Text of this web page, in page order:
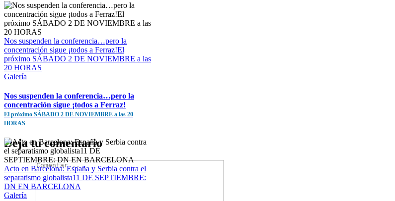
Nos suspenden la conferencia…pero la
concentración sigue ¡todos a Ferraz!El
próximo SÁBADO 2 DE NOVIEMBRE a las
20 HORAS
Galería
Nos suspenden la conferencia…pero la
concentración sigue ¡todos a Ferraz!
El próximo SÁBADO 2 DE NOVIEMBRE a las 20
HORAS
Acto en Barcelona: España y Serbia contra el
separatismo globalista11 DE SEPTIEMBRE:
DN EN BARCELONA
Galería
Deja tu comentario